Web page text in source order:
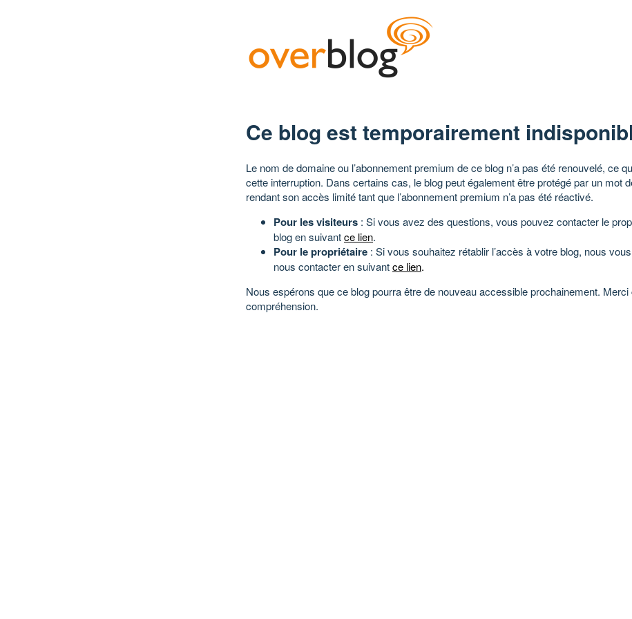
Ce blog est temporairement
Le nom de domaine ou l’abonnement premium de ce blog n’a pas été renouvelé, ce
cette interruption. Dans certains cas, le blog peut également être protégé par un mot
rendant son accès limité tant que l’abonnement premium n’a pas été réactivé.
Pour les visiteurs : Si vous avez des questions, vous pouvez contacter le
blog en suivantce lien.
Pour le propriétaire : Si vous souhaitez rétablir l’accès à votre blog, nous
nous contacter en suivantce lien.
Nous espérons que ce blog pourra être de nouveau accessible prochainement. Merci
compréhension.